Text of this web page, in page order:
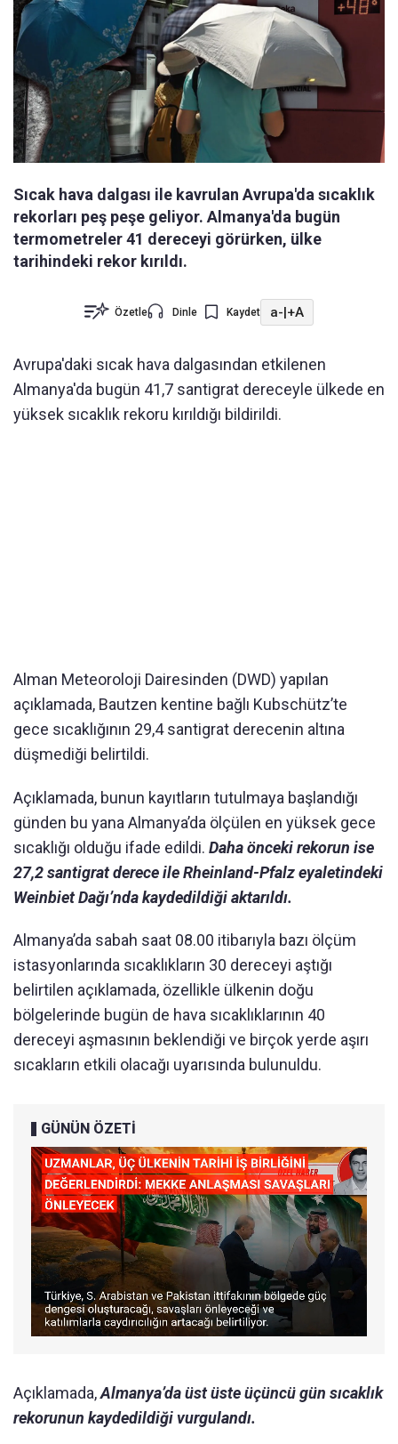
Sıcak hava dalgası ile kavrulan Avrupa'da sıcaklık
rekorları peş peşe geliyor. Almanya'da bugün
termometreler 41 dereceyi görürken, ülke
tarihindeki rekor kırıldı.
Özetle Dinle Kaydet a-|+A
Avrupa'daki sıcak hava dalgasından etkilenen
Almanya'da bugün 41,7 santigrat dereceyle ülkede en
yüksek sıcaklık rekoru kırıldığı bildirildi.
Alman Meteoroloji Dairesinden (DWD) yapılan
açıklamada, Bautzen kentine bağlı Kubschütz’te
gece sıcaklığının 29,4 santigrat derecenin altına
düşmediği belirtildi.
Açıklamada, bunun kayıtların tutulmaya başlandığı
günden bu yana Almanya’da ölçülen en yüksek gece
sıcaklığı olduğu ifade edildi. Daha önceki rekorun ise
27,2 santigrat derece ile Rheinland-Pfalz eyaletindeki
Weinbiet Dağı’nda kaydedildiği aktarıldı.
Almanya’da sabah saat 08.00 itibarıyla bazı ölçüm
istasyonlarında sıcaklıkların 30 dereceyi aştığı
belirtilen açıklamada, özellikle ülkenin doğu
bölgelerinde bugün de hava sıcaklıklarının 40
dereceyi aşmasının beklendiği ve birçok yerde aşırı
sıcakların etkili olacağı uyarısında bulunuldu.
GÜNÜN ÖZETİ
Açıklamada,Almanya’da üst üste üçüncü gün sıcaklık
rekorunun kaydedildiği vurgulandı.